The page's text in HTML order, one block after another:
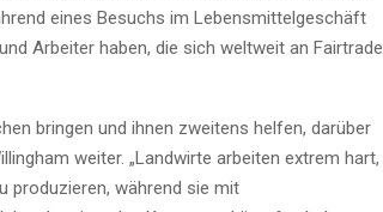
eines Besuchs im Lebensmittelgeschäft
Arbeiter haben, die sich weltweit an Fairtrade
bringen und ihnen zweitens helfen, darüber
weiter. „Landwirte arbeiten extrem hart,
produzieren, während sie mit